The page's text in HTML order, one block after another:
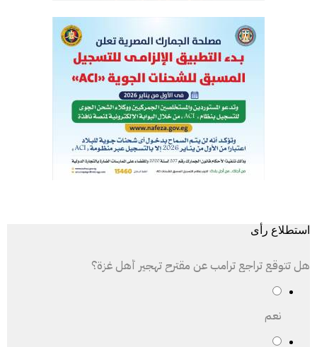
استطلاع رأى
هل تتوقع تراجع ترامب عن مقترح تهجير أهل غزة؟
نعم